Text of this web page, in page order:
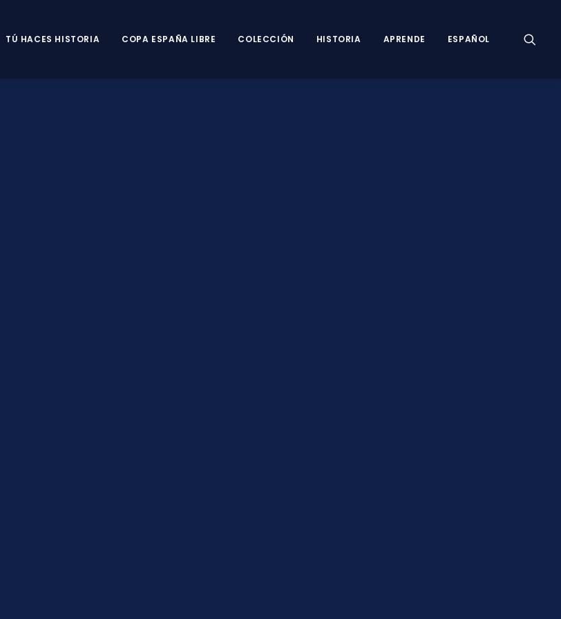
TÚ HACES HISTORIA COPA ESPAÑA LIBRE COLECCIÓN HISTORIA APRENDE ESPAÑOL